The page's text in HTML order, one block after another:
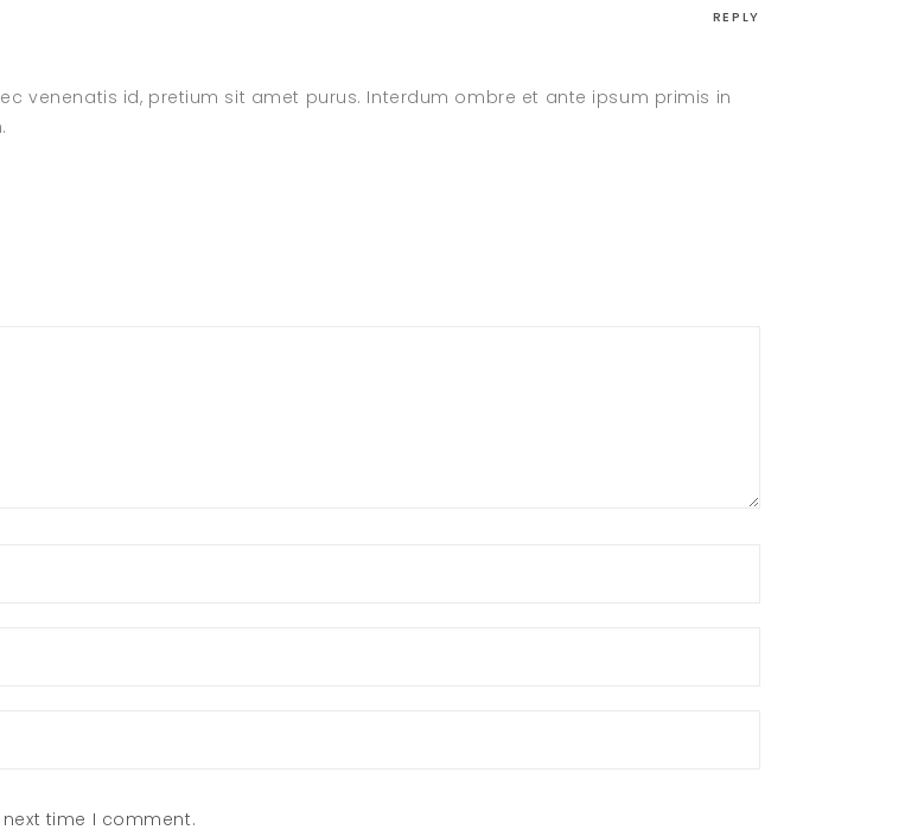
REPLY
venenatis id, pretium sit amet purus. Interdum ombre et ante ipsum primis in
time I comment.